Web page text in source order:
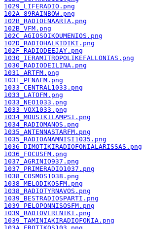
1029_LIFERADIO.png
102A_89RAINBOW.png
102B_RADIOENAARTA.png
102B_VFM.png
102C_AGIOSOIKOUMENIOS.png
102D_RADIOHALKIDIKI.png
102F_RADIODEEJAY.png
1030_IERAMITROPOLIKEFALLONIAS.png
1030_RADIODEILINA.png
1031_ARTFM.png
1031_PENAFM.png
1033_CENTRAL1033.png
1033_LATOFM.png
1033_NEO1033.png
1033_VOX1033.png
1034_MOUSIKILAMPSI.png
1034_RADIOMANOS.png
1035_ANTENNASTARFM.png
1035_RADIOANAMNISI1035.png
1036_DIMOTIKIRADIOFONIALARISSAS.png
1036_FOCUSFM.png
1037_AGRINIO937.png
1037_PRIMERADIO1037.png
1038_COSMOS1038.png
1038_MELODIKOSFM.png
1038_RADIOTYRNAVOS.png
1039_BESTRADIOSPARTI.png
1039_PELOPONNISOSFM.png
1039_RADIOVERENIKI.png
1039_TAMINIAKIRADIOFONIA.png